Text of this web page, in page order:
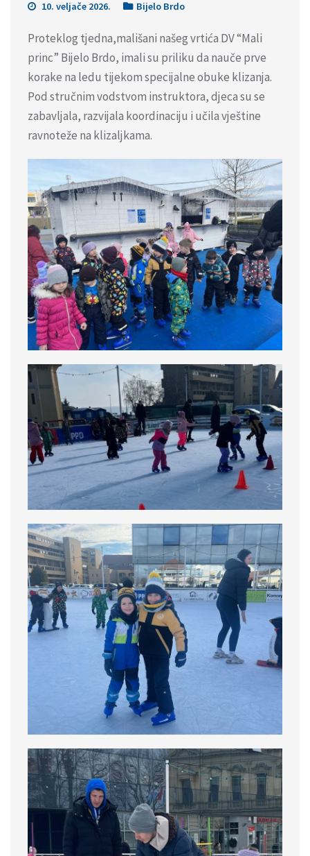
10. veljače 2026. Bijelo Brdo
Proteklog tjedna,mališani našeg vrtića DV “Mali
princ” Bijelo Brdo, imali su priliku da nauče prve
korake na ledu tijekom specijalne obuke klizanja.
Pod stručnim vodstvom instruktora, djeca su se
zabavljala, razvijala koordinaciju i učila vještine
ravnoteže na klizaljkama.